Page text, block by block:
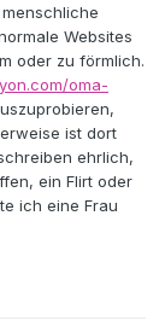
Websites
oder zu förmlich.
oma-
ist dort
ehrlich,
ein Flirt oder
ich eine Frau